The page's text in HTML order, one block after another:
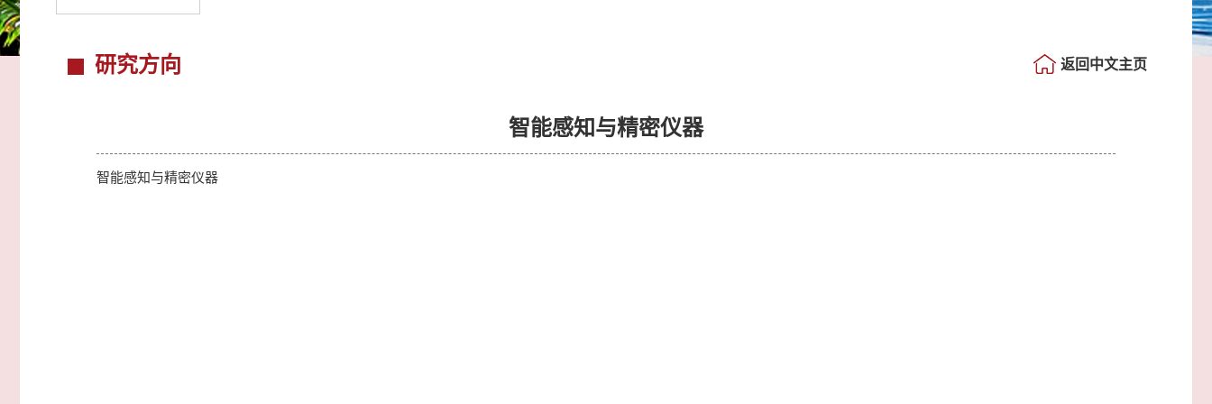
研究方向 返回中文主页
智能感知与精密仪器
智能感知与精密仪器